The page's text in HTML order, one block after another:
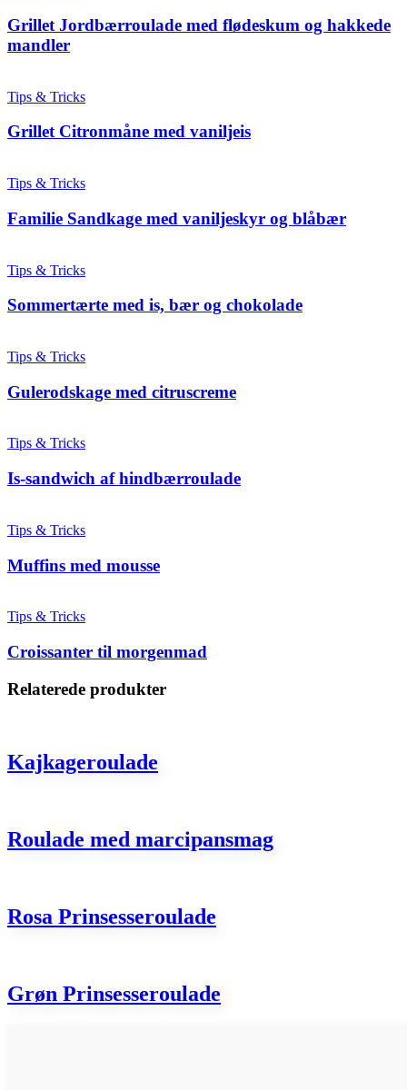
Grillet Jordbærroulade med flødeskum og hakkede
mandler
Tips & Tricks
Grillet Citronmåne med vaniljeis
Tips & Tricks
Familie Sandkage med vaniljeskyr og blåbær
Tips & Tricks
Sommertærte med is, bær og chokolade
Tips & Tricks
Gulerodskage med citruscreme
Tips & Tricks
Is-sandwich af hindbærroulade
Tips & Tricks
Muffins med mousse
Tips & Tricks
Croissanter til morgenmad
Relaterede produkter
Kajkageroulade
Roulade med marcipansmag
Rosa Prinsesseroulade
Grøn Prinsesseroulade